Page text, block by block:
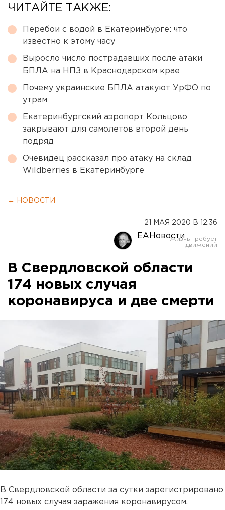
ЧИТАЙТЕ ТАКЖЕ:
Перебои с водой в Екатеринбурге: что
известно к этому часу
Выросло число пострадавших после атаки
БПЛА на НПЗ в Краснодарском крае
Почему украинские БПЛА атакуют УрФО по
утрам
Екатеринбургский аэропорт Кольцово
закрывают для самолетов второй день
подряд
Очевидец рассказал про атаку на склад
Wildberries в Екатеринбурге
← НОВОСТИ
21 МАЯ 2020 В 12:36
ЕАНовости
В Свердловской области
174 новых случая
коронавируса и две смерти
В Свердловской области за сутки зарегистрировано
174 новых случая заражения коронавирусом,